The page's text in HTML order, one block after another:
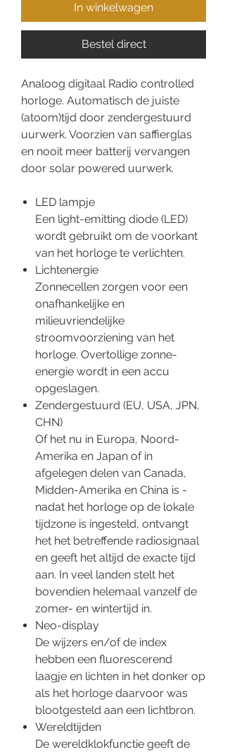
In winkelwagen
Bestel direct
Analoog digitaal Radio controlled
horloge. Automatisch de juiste
(atoom)tijd door zendergestuurd
uurwerk. Voorzien van saffierglas
en nooit meer batterij vervangen
door solar powered uurwerk.
LED lampje
Een light-emitting diode (LED)
wordt gebruikt om de voorkant
van het horloge te verlichten.
Lichtenergie
Zonnecellen zorgen voor een
onafhankelijke en
milieuvriendelijke
stroomvoorziening van het
horloge. Overtollige zonne-
energie wordt in een accu
opgeslagen.
Zendergestuurd (EU, USA, JPN,
CHN)
Of het nu in Europa, Noord-
Amerika en Japan of in
afgelegen delen van Canada,
Midden-Amerika en China is -
nadat het horloge op de lokale
tijdzone is ingesteld, ontvangt
het het betreffende radiosignaal
en geeft het altijd de exacte tijd
aan. In veel landen stelt het
bovendien helemaal vanzelf de
zomer- en wintertijd in.
Neo-display
De wijzers en/of de index
hebben een fluorescerend
laagje en lichten in het donker op
als het horloge daarvoor was
blootgesteld aan een lichtbron.
Wereldtijden
De wereldklokfunctie geeft de